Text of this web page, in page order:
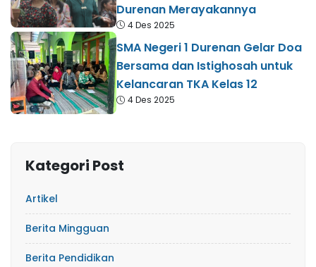
Durenan Merayakannya
4 Des 2025
SMA Negeri 1 Durenan Gelar Doa
Bersama dan Istighosah untuk
Kelancaran TKA Kelas 12
4 Des 2025
Kategori Post
Artikel
Berita Mingguan
Berita Pendidikan